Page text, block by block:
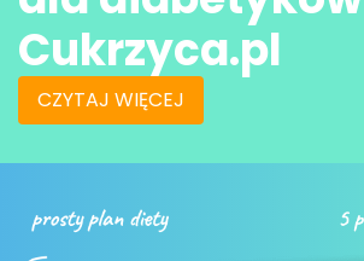
Cukrzyca.pl
CZYTAJ WIĘCEJ